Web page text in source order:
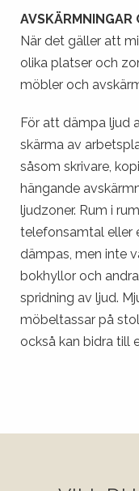
AVSKÄRMNINGAR
När det gäller att
olika platser och
möbler och
För att dämpa ljud
skärma av
såsom skrivare,
hängande
ljudzoner. Rum i
telefonsamtal eller
dämpas, men inte
bokhyllor och
spridning av ljud.
möbeltassar på
också kan bidra till